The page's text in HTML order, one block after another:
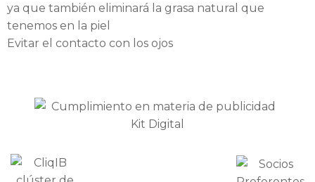
ya que también eliminará la grasa natural que
tenemos en la piel
Evitar el contacto con los ojos